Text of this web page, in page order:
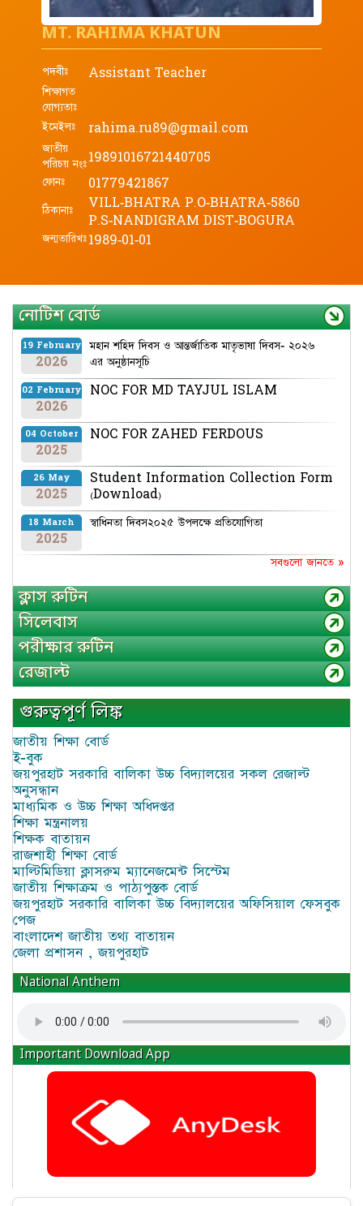
MT. RAHIMA KHATUN
পদবীঃ
Assistant Teacher
শিক্ষাগত
যোগ্যতাঃ
ইমেইলঃ
rahima.ru89@gmail.com
জাতীয়
পরিচয় নংঃ19891016721440705
ফোনঃ
01779421867
ঠিকানাঃ
VILL-BHATRA P.O-BHATRA-5860
P.S-NANDIGRAM DIST-BOGURA
জন্মতারিখঃ1989-01-01
নোটিশ বোর্ড
19 February
2026
মহান শহিদ দিবস ও আন্তর্জাতিক মাতৃভাষা দিবস- ২০২৬
এর অনুষ্ঠানসূচি
02 February
2026
NOC FOR MD TAYJUL ISLAM
04 October
2025
NOC FOR ZAHED FERDOUS
26 May
2025
Student Information Collection Form
(Download)
18 March
2025
স্বাধিনতা দিবস২০২৫ উপলক্ষে প্রতিযোগিতা
সবগুলো জানতে »
ক্লাস রুটিন
সিলেবাস
পরীক্ষার রুটিন
রেজাল্ট
গুরুত্বপূর্ণ লিঙ্ক
জাতীয় শিক্ষা বোর্ড
ই-বুক
জয়পুরহাট সরকারি বালিকা উচ্চ বিদ্যালয়ের সকল রেজাল্ট
অনুসন্ধান
মাধ্যমিক ও উচ্চ শিক্ষা অধিদপ্তর
শিক্ষা মন্ত্রনালয়
শিক্ষক বাতায়ন
রাজশাহী শিক্ষা বোর্ড
মাল্টিমিডিয়া ক্লাসরুম ম্যানেজমেন্ট সিস্টেম
জাতীয় শিক্ষাক্রম ও পাঠ্যপুস্তক বোর্ড
জয়পুরহাট সরকারি বালিকা উচ্চ বিদ্যালয়ের অফিসিয়াল ফেসবুক
পেজ
বাংলাদেশ জাতীয় তথ্য বাতায়ন
জেলা প্রশাসন , জয়পুরহাট
National Anthem
Important Download App